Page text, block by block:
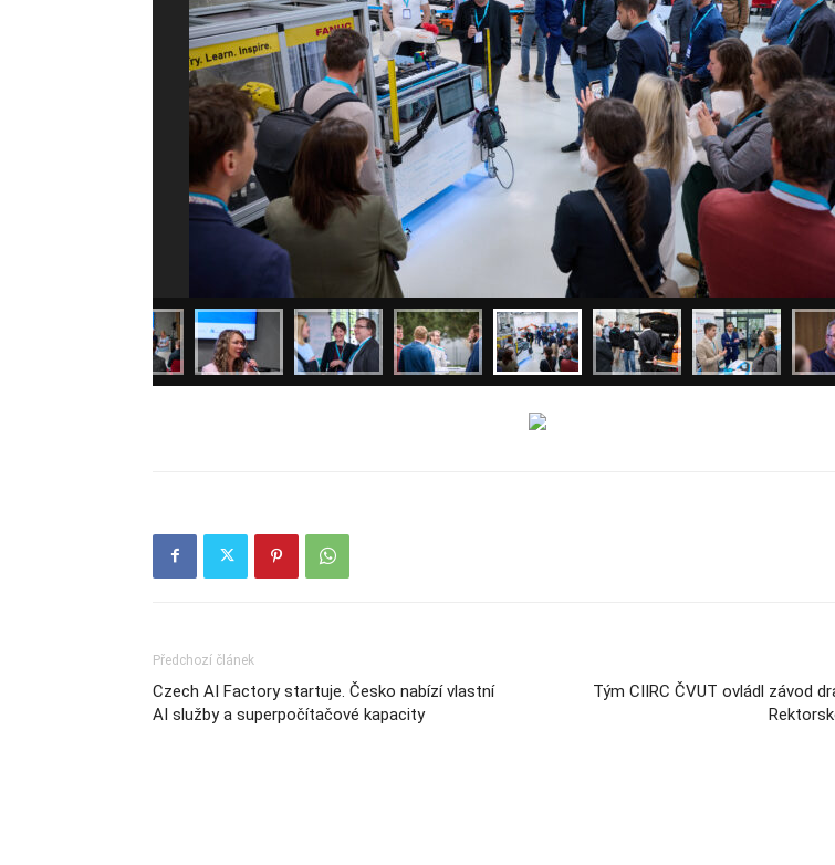
Předchozí článek
Czech AI Factory startuje. Česko nabízí vlastní
AI služby a superpočítačové kapacity
Tým CIIRC ČVUT ovládl závod